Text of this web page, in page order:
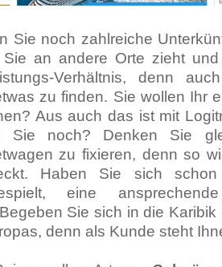
Sie noch zahlreiche
an andere Orte zieht
Verhältnis, denn
zu finden. Sie wollen Ihr
Aus auch das ist mit
Sie noch? Denken Sie
zu fixieren, denn so
Haben Sie sich
eine
Sie sich in die
denn als Kunde steht